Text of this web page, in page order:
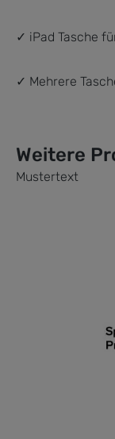
✓ iPad Tasche
✓ Mehrere
Weitere
Mustertext